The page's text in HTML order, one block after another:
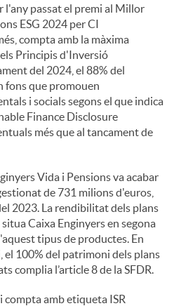
l'any passat el premi al Millor
ESG 2024 per CI
compta amb la màxima
Principis d'Inversió
del 2024, el 88% del
fons que promouen
i socials segons el que indica
Finance Disclosure
més que al tancament de
Vida i Pensions va acabar
de 731 milions d'euros,
2023. La rendibilitat dels plans
Caixa Enginyers en segona
tipus de productes. En
el 100% del patrimoni dels plans
complia l’article 8 de la SFDR.
compta amb etiqueta ISR